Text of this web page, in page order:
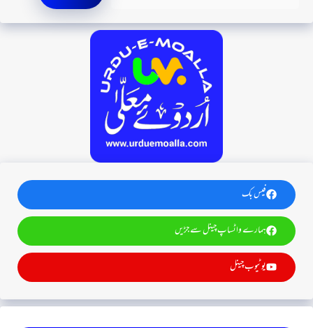
فیس بک
ہمارے واٹساپ چینل سے جڑیں
یوٹیوب چینل